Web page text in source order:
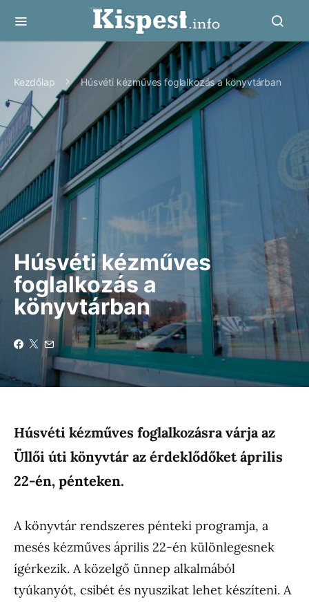
Kezdőlap Húsvéti kézműves foglalkozás a könyvtárban
Húsvéti kézműves
foglalkozás a
könyvtárban
Húsvéti kézműves foglalkozásra várja az
Üllői úti könyvtár az érdeklődőket április
22-én, pénteken.
A könyvtár rendszeres pénteki programja, a
mesés kézműves április 22-én különlegesnek
ígérkezik. A közelgő ünnep alkalmából
tyúkanyót, csibét és nyuszikat lehet készíteni. A